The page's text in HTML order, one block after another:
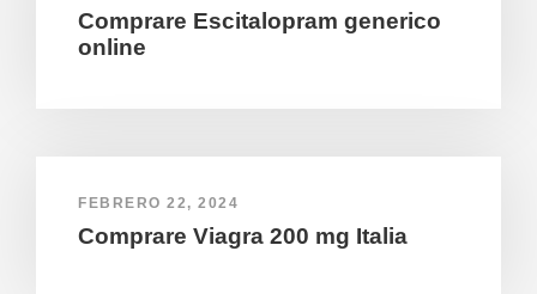
Comprare Escitalopram generico
online
FEBRERO 22, 2024
Comprare Viagra 200 mg Italia